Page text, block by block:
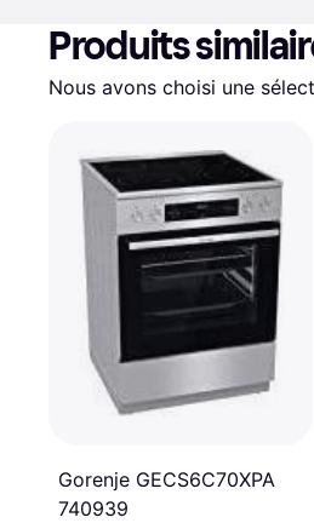
Produits
Nous avons choisi une
Gorenje GECS6C70XPA
740939